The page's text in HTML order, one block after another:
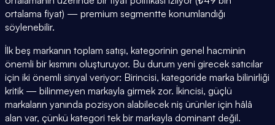
ortalama fiyat) — premium segmentte konumlandığı
söylenebilir.
İlk beş markanın toplam satışı, kategorinin genel hacminin
önemli bir kısmını oluşturuyor. Bu durum yeni girecek satıcılar
için iki önemli sinyal veriyor: Birincisi, kategoride marka bilinirliği
kritik — bilinmeyen markayla girmek zor. İkincisi, güçlü
markaların yanında pozisyon alabilecek niş ürünler için hâlâ
alan var, çünkü kategori tek bir markayla dominant değil.